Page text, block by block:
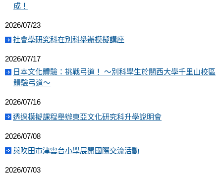
成！
2026/07/23
社會學研究科在別科舉辦模擬講座
2026/07/17
日本文化體驗：挑戰弓道！ ～別科學生於關西大學千里山校區
體驗弓道～
2026/07/16
透過模擬課程舉辦東亞文化研究科升學說明會
2026/07/08
與吹田市津雲台小學展開國際交流活動
2026/07/03